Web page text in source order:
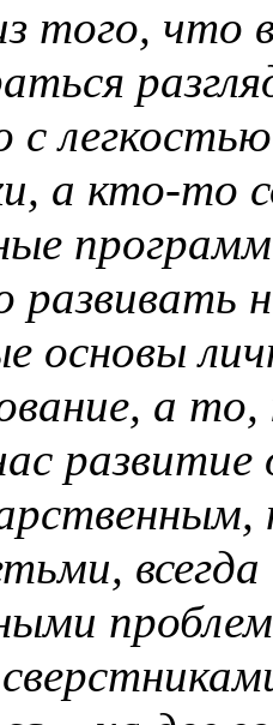
того, что
с
а кто-то
основы
а то,
развитие